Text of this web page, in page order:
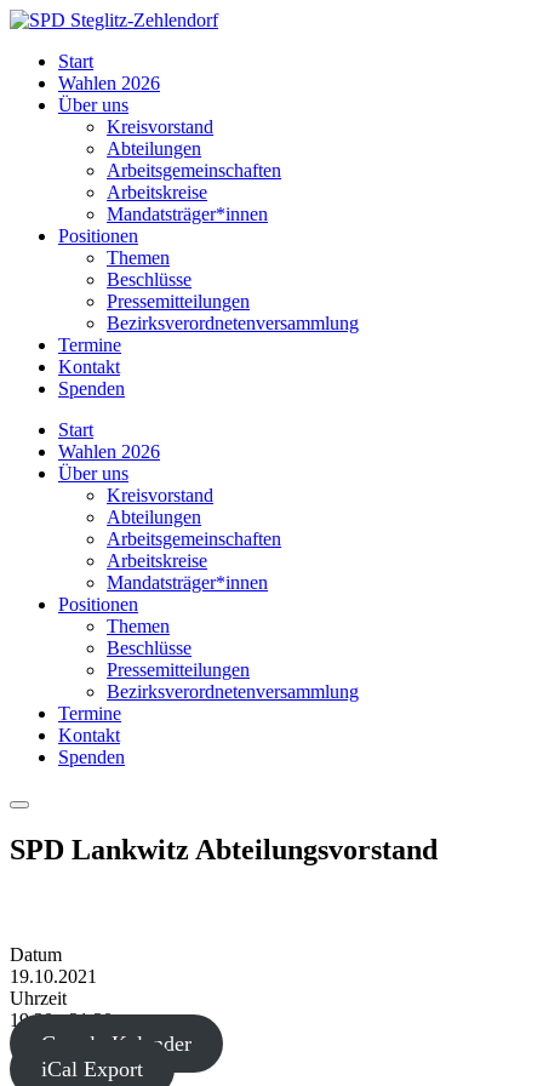
Skip
content
Steglitz-
Zehlendorf
Start
Wahlen 2026
Über uns
Kreisvorstand
Abteilungen
Arbeitsgemeinschaften
Arbeitskreise
Mandatsträger*innen
Positionen
Themen
Beschlüsse
Pressemitteilungen
Bezirksverordnetenversammlung
Termine
Kontakt
Spenden
Start
Wahlen 2026
Über uns
Kreisvorstand
Abteilungen
Arbeitsgemeinschaften
Arbeitskreise
Mandatsträger*innen
Positionen
Themen
Beschlüsse
Pressemitteilungen
Bezirksverordnetenversammlung
Termine
Kontakt
Spenden
Menu
SPD Lankwitz Abteilungsvorstand
Datum
19.10.2021
Uhrzeit
19:30 - 21:30
Google Kalender
iCal Export